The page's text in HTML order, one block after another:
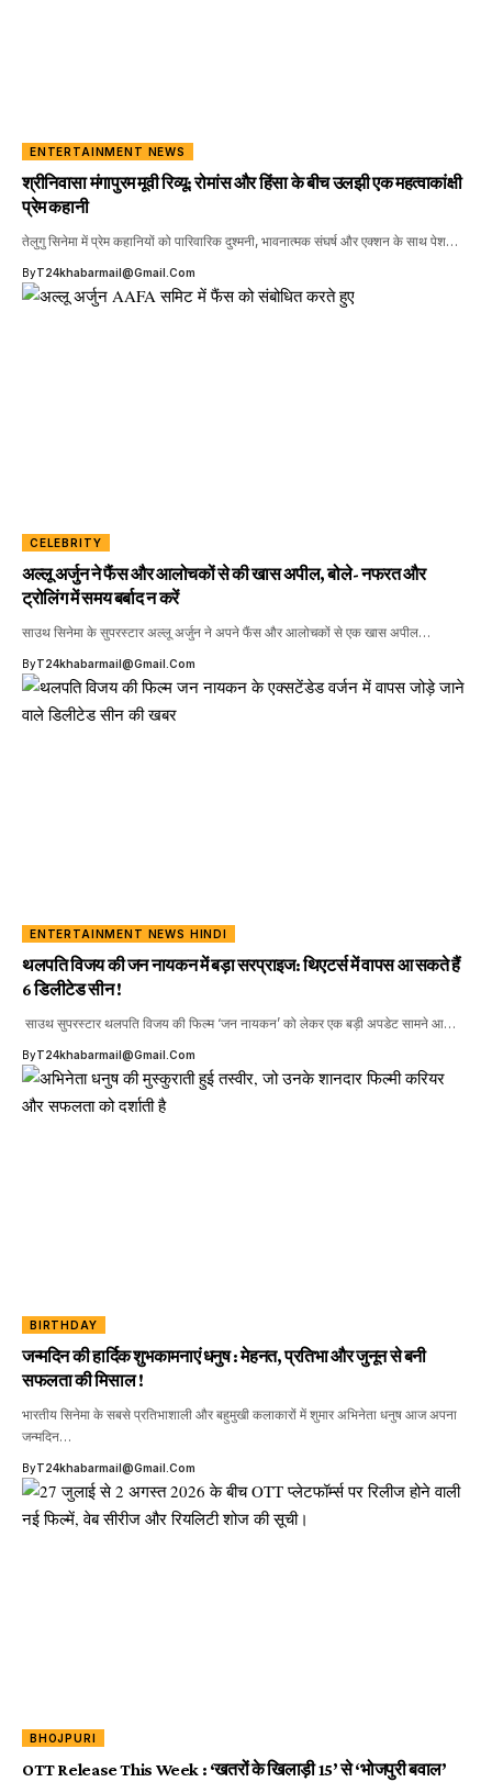
ENTERTAINMENT NEWS
श्रीनिवासा मंगापुरम मूवी रिव्यू: रोमांस और हिंसा के बीच उलझी एक महत्वाकांक्षी
प्रेम कहानी
तेलुगु सिनेमा में प्रेम कहानियों को पारिवारिक दुश्मनी, भावनात्मक संघर्ष और एक्शन के साथ पेश…
ByT24khabarmail@gmail.com
CELEBRITY
अल्लू अर्जुन ने फैंस और आलोचकों से की खास अपील, बोले- नफरत और
ट्रोलिंग में समय बर्बाद न करें
साउथ सिनेमा के सुपरस्टार अल्लू अर्जुन ने अपने फैंस और आलोचकों से एक खास अपील…
ByT24khabarmail@gmail.com
ENTERTAINMENT NEWS HINDI
थलपति विजय की जन नायकन में बड़ा सरप्राइज: थिएटर्स में वापस आ सकते हैं
6 डिलीटेड सीन !
साउथ सुपरस्टार थलपति विजय की फिल्म ‘जन नायकन’ को लेकर एक बड़ी अपडेट सामने आ…
ByT24khabarmail@gmail.com
BIRTHDAY
जन्मदिन की हार्दिक शुभकामनाएं धनुष : मेहनत, प्रतिभा और जुनून से बनी
सफलता की मिसाल !
भारतीय सिनेमा के सबसे प्रतिभाशाली और बहुमुखी कलाकारों में शुमार अभिनेता धनुष आज अपना
जन्मदिन…
ByT24khabarmail@gmail.com
BHOJPURI
OTT Release This Week : ‘खतरों के खिलाड़ी 15’ से ‘भोजपुरी बवाल’